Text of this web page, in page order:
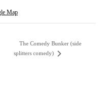
Map
The Comedy Bunker (side
splitters comedy)